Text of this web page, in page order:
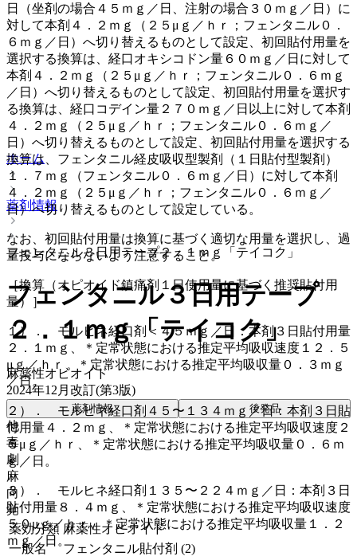
日（坐剤の場合４５ｍｇ／日、注射の場合３０ｍｇ／日）に
対して本剤４．２ｍｇ（２５μｇ／ｈｒ；フェンタニル０．
６ｍｇ／日）へ切り替えるものとして設定、初回貼付用量を
選択する換算は、経口オキシコドン量６０ｍｇ／日に対して
本剤４．２ｍｇ（２５μｇ／ｈｒ；フェンタニル０．６ｍｇ
／日）へ切り替えるものとして設定、初回貼付用量を選択す
る換算は、経口コデイン量２７０ｍｇ／日以上に対して本剤
４．２ｍｇ（２５μｇ／ｈｒ；フェンタニル０．６ｍｇ／
日）へ切り替えるものとして設定、初回貼付用量を選択する
換算は、フェンタニル経皮吸収型製剤（１日貼付型製剤）
１．７ｍｇ（フェンタニル０．６ｍｇ／日）に対して本剤
４．２ｍｇ（２５μｇ／ｈｒ；フェンタニル０．６ｍｇ／
日）へ切り替えるものとして設定している。
なお、初回貼付用量は換算に基づく適切な用量を選択し、過
量投与にならないよう注意すること。
［換算（オピオイド鎮痛剤１日使用量に基づく推奨貼付用
量）］
１）． モルヒネ経口剤＜４５ｍｇ／日：本剤３日貼付用量
２．１ｍｇ、＊定常状態における推定平均吸収速度１２．５
μｇ／ｈｒ、＊定常状態における推定平均吸収量０．３ｍｇ
／日。
２）． モルヒネ経口剤４５〜１３４ｍｇ／日：本剤３日貼
付用量４．２ｍｇ、＊定常状態における推定平均吸収速度２
５μｇ／ｈｒ、＊定常状態における推定平均吸収量０．６ｍ
ｇ／日。
３）． モルヒネ経口剤１３５〜２２４ｍｇ／日：本剤３日
貼付用量８．４ｍｇ、＊定常状態における推定平均吸収速度
５０μｇ／ｈｒ、＊定常状態における推定平均吸収量１．２
ｍｇ／日。
ホーム
薬剤情報
フェンタニル３日用テープ２．１ｍｇ「テイコク」
フェンタニル３日用テープ
２．１ｍｇ「テイコク」
麻薬性オピオイド
2024年12月改訂(第3版)
薬剤情報 後発品
他
毒
劇
麻
向
覚
薬効分類 麻薬性オピオイド
一般名
フェンタニル貼付剤 (2)